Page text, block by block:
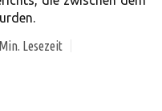
Min. Lesezeit